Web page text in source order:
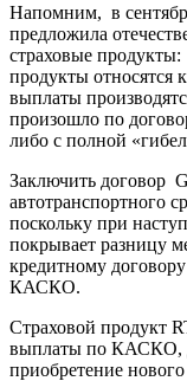
Напомним, в
предложила
страховые
продукты относятся
выплаты
произошло по
либо с полной
Заключить договор
автотранспортного
поскольку при
покрывает разницу
кредитному
КАСКО.
Страховой продукт
выплаты по КАСКО,
приобретение